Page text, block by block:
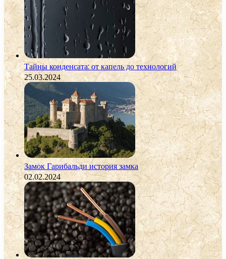
Тайны конденсата: от капель до технологий
25.03.2024
Замок Гарибальди история замка
02.02.2024